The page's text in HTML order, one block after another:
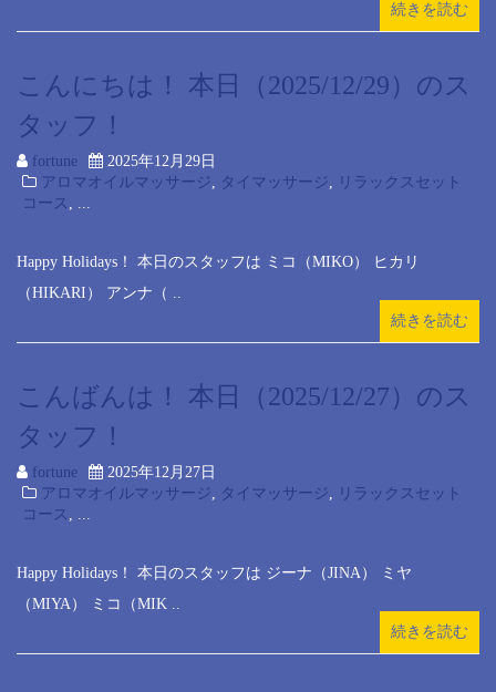
続きを読む
こんにちは！ 本日（2025/12/29）のス
タッフ！
fortune
2025年12月29日
アロマオイルマッサージ, タイマッサージ, リラックスセット
コース , ...
Happy Holidays！ 本日のスタッフは ミコ（MIKO） ヒカリ
（HIKARI） アンナ（ ..
続きを読む
こんばんは！ 本日（2025/12/27）のス
タッフ！
fortune
2025年12月27日
アロマオイルマッサージ, タイマッサージ, リラックスセット
コース , ...
Happy Holidays！ 本日のスタッフは ジーナ（JINA） ミヤ
（MIYA） ミコ（MIK ..
続きを読む